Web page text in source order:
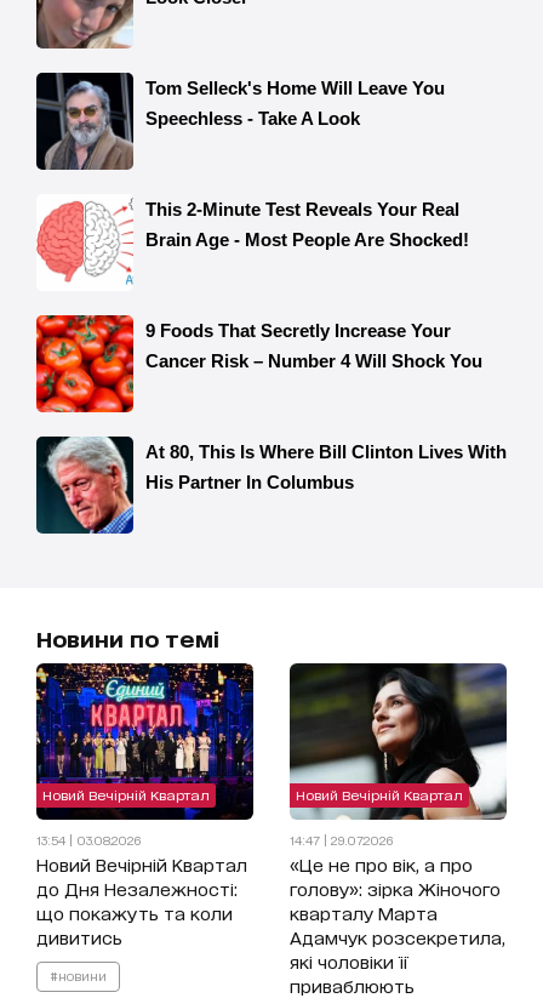
Новини по темі
Новий Вечірній Квартал
13:54 | 03.08.2026
Новий Вечірній Квартал
до Дня Незалежності:
що покажуть та коли
дивитись
#новини
Новий Вечірній Квартал
14:47 | 29.07.2026
«Це не про вік, а про
голову»: зірка Жіночого
кварталу Марта
Адамчук розсекретила,
які чоловіки її
приваблюють